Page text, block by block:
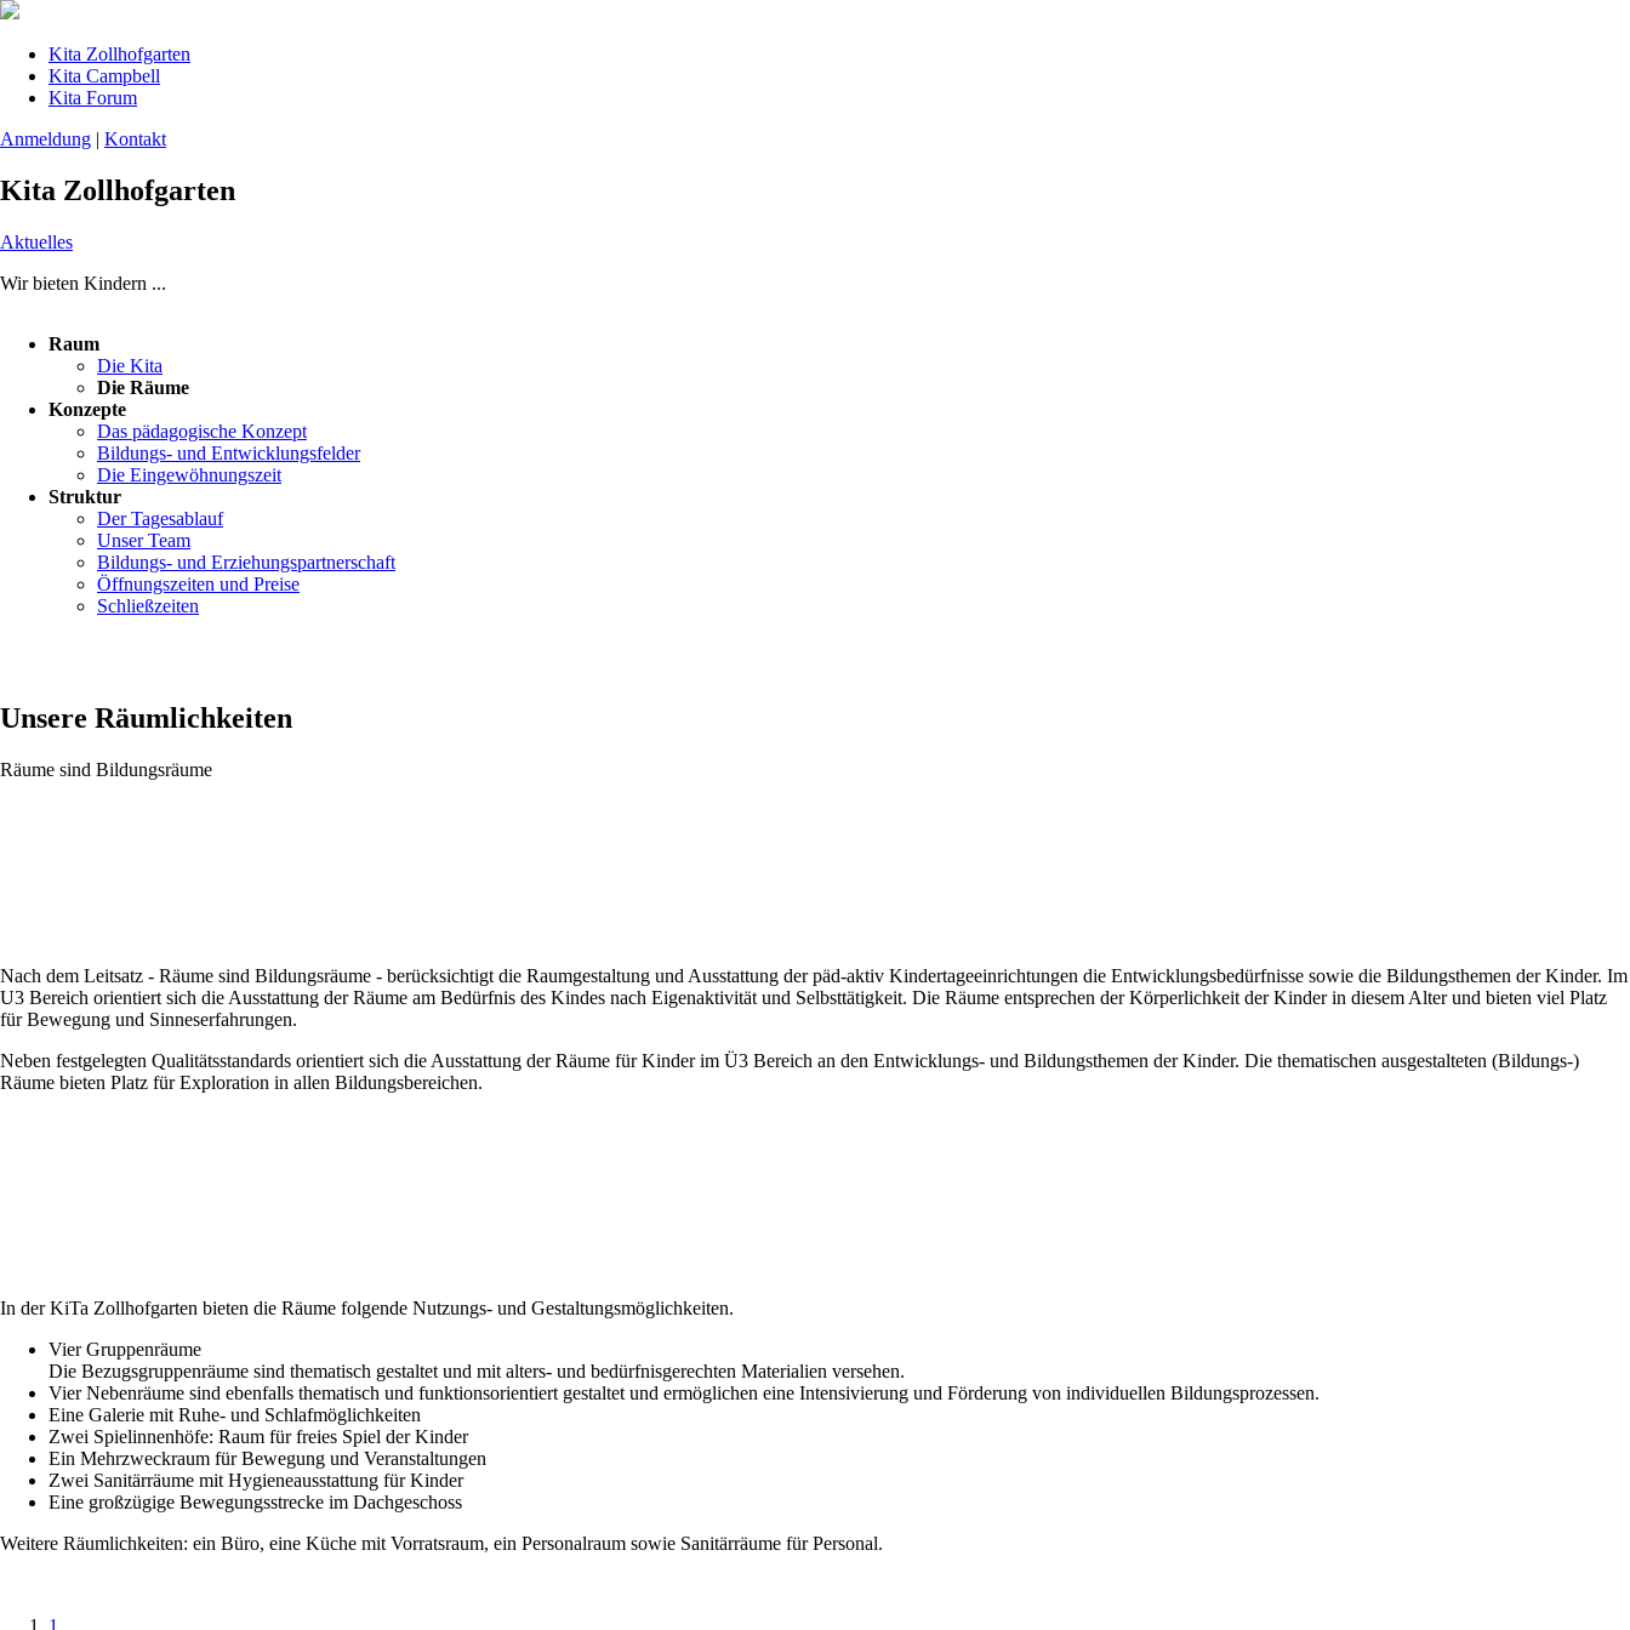
Kita Zollhofgarten
Kita Campbell
Kita Forum
Anmeldung | Kontakt
Kita Zollhofgarten
Aktuelles
Wir bieten Kindern ...
überspringen
Raum
Die Kita
Die Räume
Konzepte
Das pädagogische Konzept
Bildungs- und Entwicklungsfelder
Die Eingewöhnungszeit
Struktur
Der Tagesablauf
Unser Team
Bildungs- und Erziehungspartnerschaft
Öffnungszeiten und Preise
Schließzeiten
Unsere Räumlichkeiten
Räume sind Bildungsräume
Nach dem Leitsatz - Räume sind Bildungsräume - berücksichtigt die Raum­ge­staltung und Ausstattung der päd-aktiv Kindertage­einrichtungen die Entwicklungs­bedürfnisse sowie die Bildungs­themen der Kinder. Im
U3 Bereich orientiert sich die Aus­stattung der Räume am Bedürfnis des Kindes nach Eigenaktivität und Selbsttätigkeit. Die Räume entsprechen der Körperlichkeit der Kinder in diesem Alter und bieten viel Platz
für Bewegung und Sinnes­erfahrungen.
Neben festgelegten Qualitäts­standards orientiert sich die Aus­stattung der Räume für Kinder im Ü3 Bereich an den Entwicklungs- und Bildungs­themen der Kinder. Die thematischen ausgestalteten (Bildungs-)
Räume bieten Platz für Exploration in allen Bildungs­bereichen.
In der KiTa Zollhofgarten bieten die Räume folgende Nutzungs- und Gestaltungsmöglichkeiten.
Vier Gruppenräume
Die Bezugsgruppenräume sind thematisch gestaltet und mit alters- und bedürfnisgerechten Materialien versehen.
Vier Nebenräume sind ebenfalls thematisch und funktionsorientiert gestaltet und ermöglichen eine Intensivierung und Förderung von individuellen Bildungsprozessen.
Eine Galerie mit Ruhe- und Schlafmöglichkeiten
Zwei Spielinnenhöfe: Raum für freies Spiel der Kinder
Ein Mehrzweckraum für Bewegung und Veranstaltungen
Zwei Sanitärräume mit Hygieneausstattung für Kinder
Eine großzügige Bewegungsstrecke im Dachgeschoss
Weitere Räumlichkeiten: ein Büro, eine Küche mit Vorratsraum, ein Personalraum sowie Sanitärräume für Personal.
1